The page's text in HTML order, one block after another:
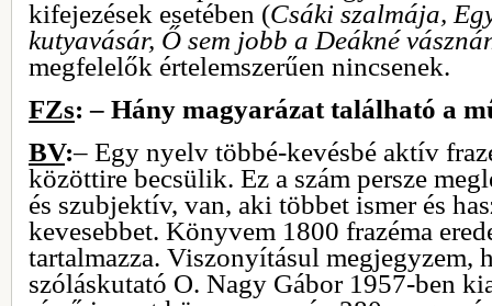
kifejezések esetében (Csáki szalmája,
kutyavásár, Ő sem jobb a Deákné
megfelelők értelemszerűen nincsenek.
FZs: – Hány magyarázat található a
BV:– Egy nyelv többé-kevésbé aktív
közöttire becsülik. Ez a szám persze
és szubjektív, van, aki többet ismer és
kevesebbet. Könyvem 1800 frazéma
tartalmazza. Viszonyításul megjegyzem,
szóláskutató O. Nagy Gábor 1957-ben